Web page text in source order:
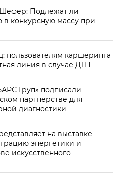
Подлежат ли
конкурсную массу при
пользователям каршеринга
линия в случае ДТП
Груп» подписали
партнерстве для
диагностики
на выставке
энергетики и
искусственного